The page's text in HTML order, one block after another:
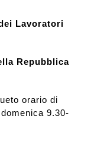
Lavoratori
Repubblica
orario di
9.30-